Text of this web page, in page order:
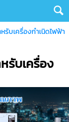
รับเครื่องกำเนิดไฟฟ้า
รับเครื่อง